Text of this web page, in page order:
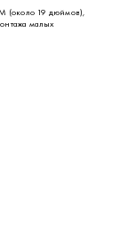
(около 19 дюймов),
малых